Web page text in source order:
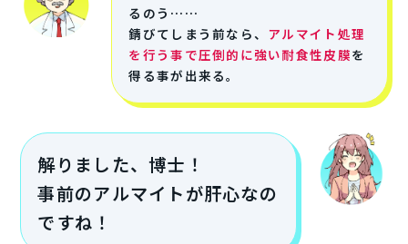
るのう……
錆びてしまう前なら、 アルマイト処理
を行う事で圧倒的に強い耐食性皮膜を
得る事が出来る。
解りました、博士！
事前のアルマイトが肝心なの
ですね！